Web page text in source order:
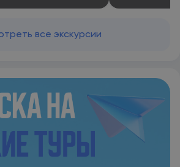
все экскурсии